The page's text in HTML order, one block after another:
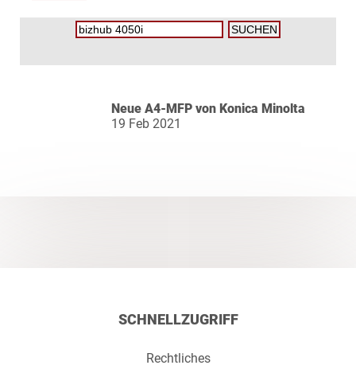
Neue A4-MFP von Konica Minolta
19 Feb 2021
SCHNELLZUGRIFF
Rechtliches